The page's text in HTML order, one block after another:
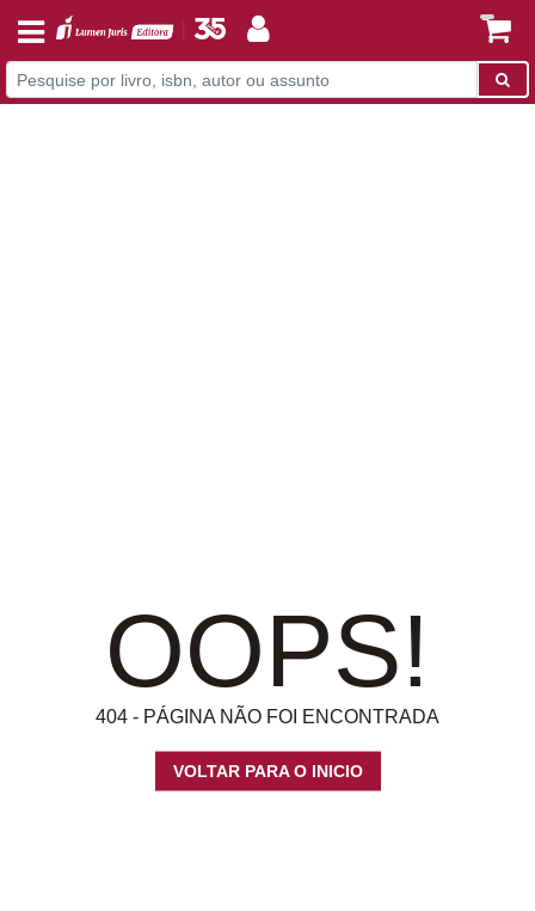
OOPS!
404 - PÁGINA NÃO FOI ENCONTRADA
VOLTAR PARA O INICIO